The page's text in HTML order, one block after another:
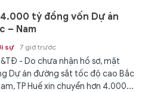
tỷ đồng vốn Dự án
– Nam
sự 7 giờ trước
- Do chưa nhận hồ sơ, mặt
Dự án đường sắt tốc độ cao Bắc
TP Huế xin chuyển hơn 4.000...